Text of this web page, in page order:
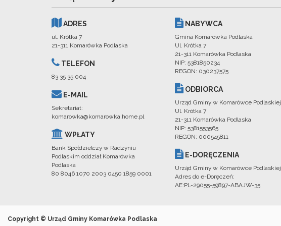
ADRES
ul. Krótka 7
21-311 Komarówka Podlaska
TELEFON
83 35 35 004
E-MAIL
Sekretariat:
komarowka@komarowka.home.pl
WPŁATY
Bank Spółdzielczy w Radzyniu
Podlaskim oddział Komarówka
Podlaska
80 8046 1070 2003 0450 1859 0001
NABYWCA
Gmina Komarówka Podlaska
Ul. Krótka 7
21-311 Komarówka Podlaska
NIP: 5381850234
REGON: 030237575
ODBIORCA
Urząd Gminy w Komarówce Podlaskiej
Ul. Krótka 7
21-311 Komarówka Podlaska
NIP: 5381553565
REGON: 000545811
E-DORĘCZENIA
Urząd Gminy w Komarówce Podlaskiej
Adres do e-Doręczeń:
AE:PL-29055-59897-ABAJW-35
Copyright © Urząd Gminy Komarówka Podlaska